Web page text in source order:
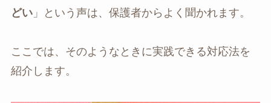
どい」という声は、保護者からよく聞かれます。
ここでは、そのようなときに実践できる対応法を
紹介します。